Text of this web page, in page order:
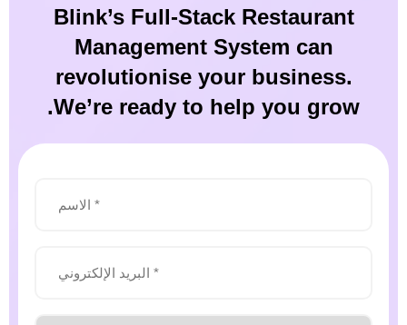
Blink’s Full-Stack Restaurant
Management System can
revolutionise your business.
We’re ready to help you grow.